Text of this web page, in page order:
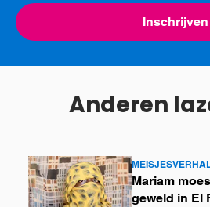
Inschrijven
Anderen
Mariam
geweld in El
Lees
meer